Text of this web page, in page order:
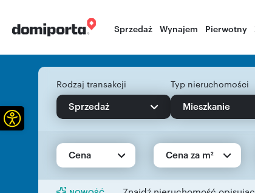
Sprzedaż Wynajem Pierwotny
Rodzaj transakcji
Sprzedaż
Typ nieruchomości
Mieszkanie
Cena Cena za m²
Otwórz pasek narzędzi